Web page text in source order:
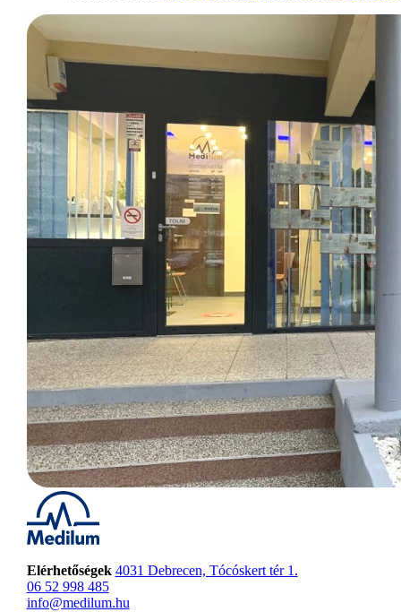
Elérhetőségek 4031 Debrecen, Tócóskert tér 1.
06 52 998 485
info@medilum.hu